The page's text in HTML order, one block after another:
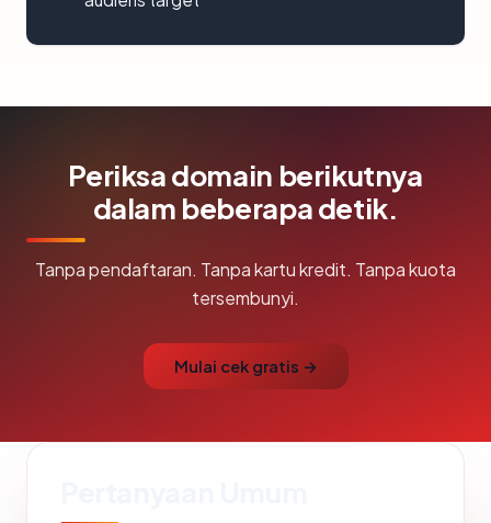
Periksa domain berikutnya
dalam beberapa detik.
Tanpa pendaftaran. Tanpa kartu kredit. Tanpa kuota
tersembunyi.
Mulai cek gratis →